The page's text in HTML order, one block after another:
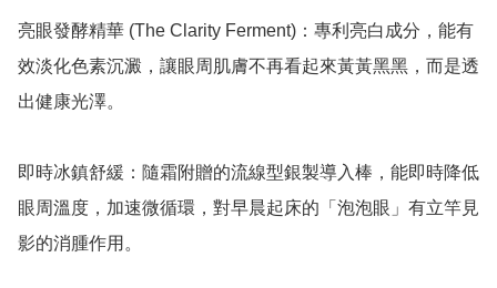
亮眼發酵精華 (The Clarity Ferment)：專利亮白成分，能有
效淡化色素沉澱，讓眼周肌膚不再看起來黃黃黑黑，而是透
出健康光澤。
即時冰鎮舒緩：隨霜附贈的流線型銀製導入棒，能即時降低
眼周溫度，加速微循環，對早晨起床的「泡泡眼」有立竿見
影的消腫作用。